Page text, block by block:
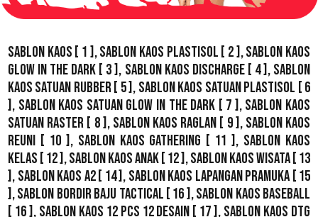
Sablon Kaos [ 1 ],Sablon Kaos Plastisol [ 2 ],Sablon Kaos
Glow In The Dark [ 3 ], Sablon Kaos Discharge[ 4 ], Sablon
Kaos Satuan Rubber[ 5 ], Sablon Kaos Satuan Plastisol [ 6
], Sablon Kaos Satuan Glow In The Dark [ 7 ], Sablon Kaos
Satuan Raster [ 8 ], Sablon Kaos Raglan [ 9 ], Sablon Kaos
Reuni [ 10 ], Sablon Kaos Gathering [ 11 ], Sablon Kaos
Kelas [ 12 ],Sablon Kaos Anak [ 12 ],Sablon Kaos Wisata [ 13
], Sablon Kaos A2[ 14 ], Sablon Kaos Lapangan Pramuka [ 15
],Sablon Bordir Baju Tactical [ 16 ],Sablon Kaos Baseball
[ 16 ], Sablon Kaos 12 Pcs 12 Desain [ 17 ], Sablon Kaos DTG